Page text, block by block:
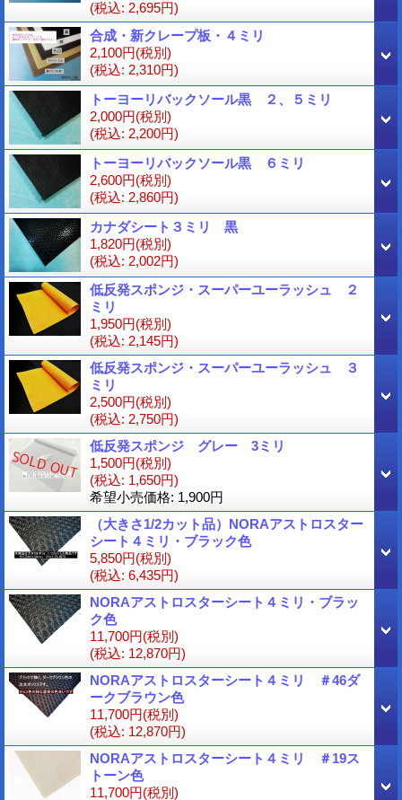
(税込: 2,695円)
合成・新クレープ板・４ミリ
2,100円(税別)
(税込: 2,310円)
トーヨーリバックソール黒 ２、５ミリ
2,000円(税別)
(税込: 2,200円)
トーヨーリバックソール黒 ６ミリ
2,600円(税別)
(税込: 2,860円)
カナダシート３ミリ 黒
1,820円(税別)
(税込: 2,002円)
低反発スポンジ・スーパーユーラッシュ ２
ミリ
1,950円(税別)
(税込: 2,145円)
低反発スポンジ・スーパーユーラッシュ ３
ミリ
2,500円(税別)
(税込: 2,750円)
低反発スポンジ グレー 3ミリ
1,500円(税別)
(税込: 1,650円)
希望小売価格: 1,900円
（大きさ1/2カット品）NORAアストロスター
シート４ミリ・ブラック色
5,850円(税別)
(税込: 6,435円)
NORAアストロスターシート４ミリ・ブラッ
ク色
11,700円(税別)
(税込: 12,870円)
NORAアストロスターシート４ミリ ＃46ダ
ークブラウン色
11,700円(税別)
(税込: 12,870円)
NORAアストロスターシート４ミリ ＃19ス
トーン色
11,700円(税別)